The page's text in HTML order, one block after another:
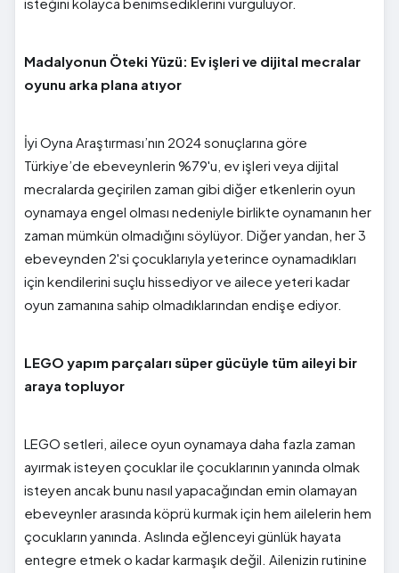
Madalyonun Öteki Yüzü: Ev işleri ve dijital mecralar
oyunu arka plana atıyor
İyi Oyna Araştırması’nın 2024 sonuçlarına göre
Türkiye’de ebeveynlerin %79'u, ev işleri veya dijital
mecralarda geçirilen zaman gibi diğer etkenlerin oyun
oynamaya engel olması nedeniyle birlikte oynamanın her
zaman mümkün olmadığını söylüyor. Diğer yandan, her 3
ebeveynden 2'si çocuklarıyla yeterince oynamadıkları
için kendilerini suçlu hissediyor ve ailece yeteri kadar
oyun zamanına sahip olmadıklarından endişe ediyor.
LEGO yapım parçaları süper gücüyle tüm aileyi bir
araya topluyor
LEGO setleri, ailece oyun oynamaya daha fazla zaman
ayırmak isteyen çocuklar ile çocuklarının yanında olmak
isteyen ancak bunu nasıl yapacağından emin olamayan
ebeveynler arasında köprü kurmak için hem ailelerin hem
çocukların yanında. Aslında eğlenceyi günlük hayata
entegre etmek o kadar karmaşık değil. Ailenizin rutinine